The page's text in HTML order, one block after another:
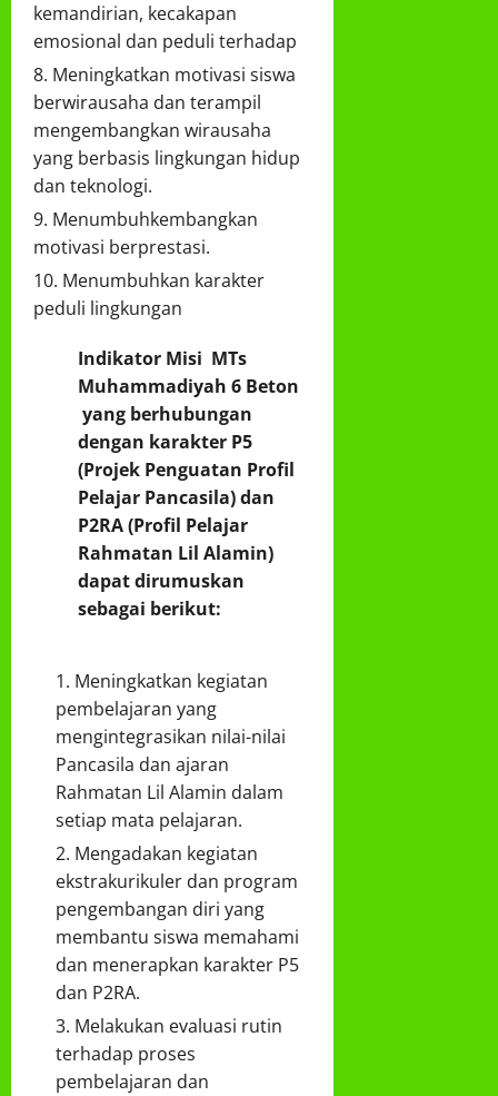
kemandirian, kecakapan
emosional dan peduli terhadap
Meningkatkan motivasi siswa
berwirausaha dan terampil
mengembangkan wirausaha
yang berbasis lingkungan hidup
dan teknologi.
Menumbuhkembangkan
motivasi berprestasi.
Menumbuhkan karakter
peduli lingkungan
Indikator Misi MTs
Muhammadiyah 6 Beton
yang berhubungan
dengan karakter P5
(Projek Penguatan Profil
Pelajar Pancasila) dan
P2RA (Profil Pelajar
Rahmatan Lil Alamin)
dapat dirumuskan
sebagai berikut:
Meningkatkan kegiatan
pembelajaran yang
mengintegrasikan nilai-nilai
Pancasila dan ajaran
Rahmatan Lil Alamin dalam
setiap mata pelajaran.
Mengadakan kegiatan
ekstrakurikuler dan program
pengembangan diri yang
membantu siswa memahami
dan menerapkan karakter P5
dan P2RA.
Melakukan evaluasi rutin
terhadap proses
pembelajaran dan